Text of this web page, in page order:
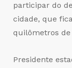
participar do
cidade, que
quilômetros de
Presidente